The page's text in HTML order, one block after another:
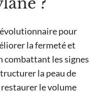
pour
la fermeté et
combattant les signes
la peau de
le volume